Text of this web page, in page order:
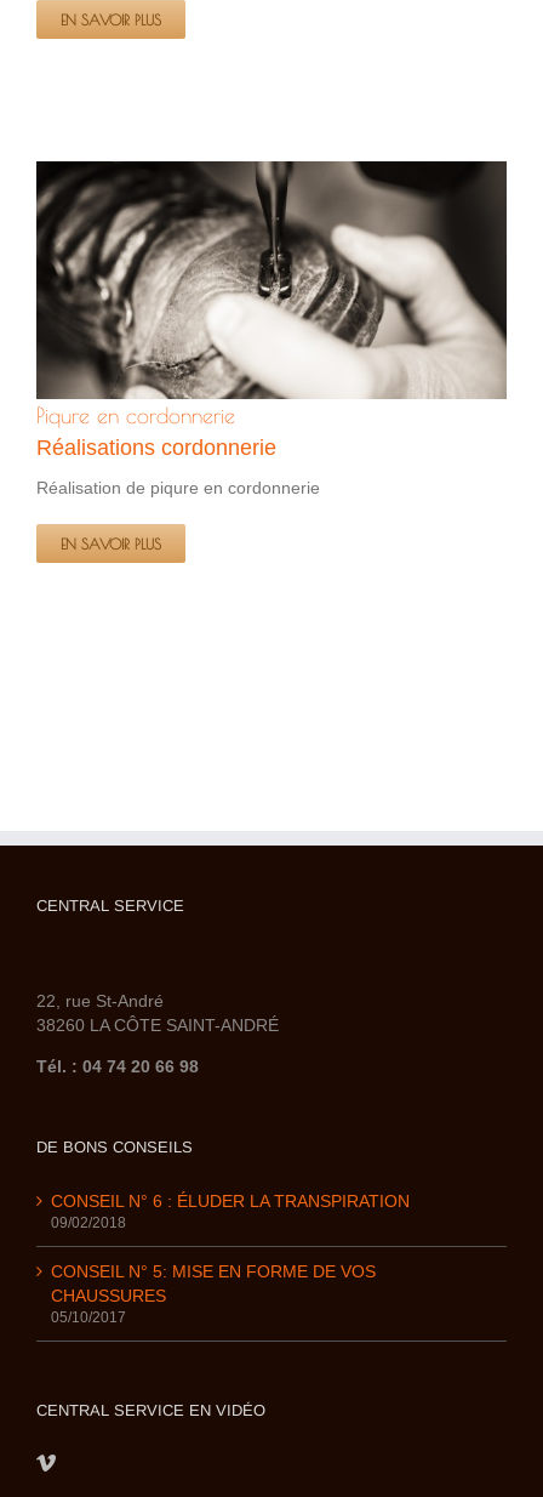
EN SAVOIR PLUS
Piqure en cordonnerie
Réalisations cordonnerie
Réalisation de piqure en cordonnerie
EN SAVOIR PLUS
CENTRAL SERVICE
22, rue St-André
38260 LA CÔTE SAINT-ANDRÉ
Tél. : 04 74 20 66 98
DE BONS CONSEILS
CONSEIL N° 6 : ÉLUDER LA TRANSPIRATION
09/02/2018
CONSEIL N° 5: MISE EN FORME DE VOS
CHAUSSURES
05/10/2017
CENTRAL SERVICE EN VIDÉO